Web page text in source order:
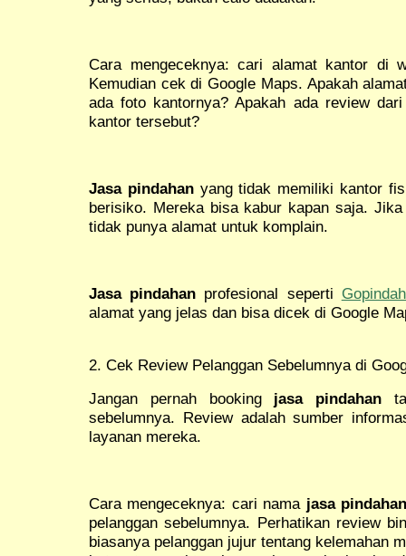
Cara mengeceknya: cari alamat kantor di
Kemudian cek di Google Maps. Apakah
ada foto kantornya? Apakah ada review
kantor tersebut?
Jasa pindahanyang tidak memiliki kantor
berisiko. Mereka bisa kabur kapan saja.
tidak punya alamat untuk komplain.
Jasa pindahan profesional seperti
alamat yang jelas dan bisa dicek di Google
2. Cek Review Pelanggan Sebelumnya di
Jangan pernah booking jasa pindahan
sebelumnya. Review adalah sumber
layanan mereka.
Cara mengeceknya: cari nama jasa
pelanggan sebelumnya. Perhatikan review
biasanya pelanggan jujur tentang kelemahan